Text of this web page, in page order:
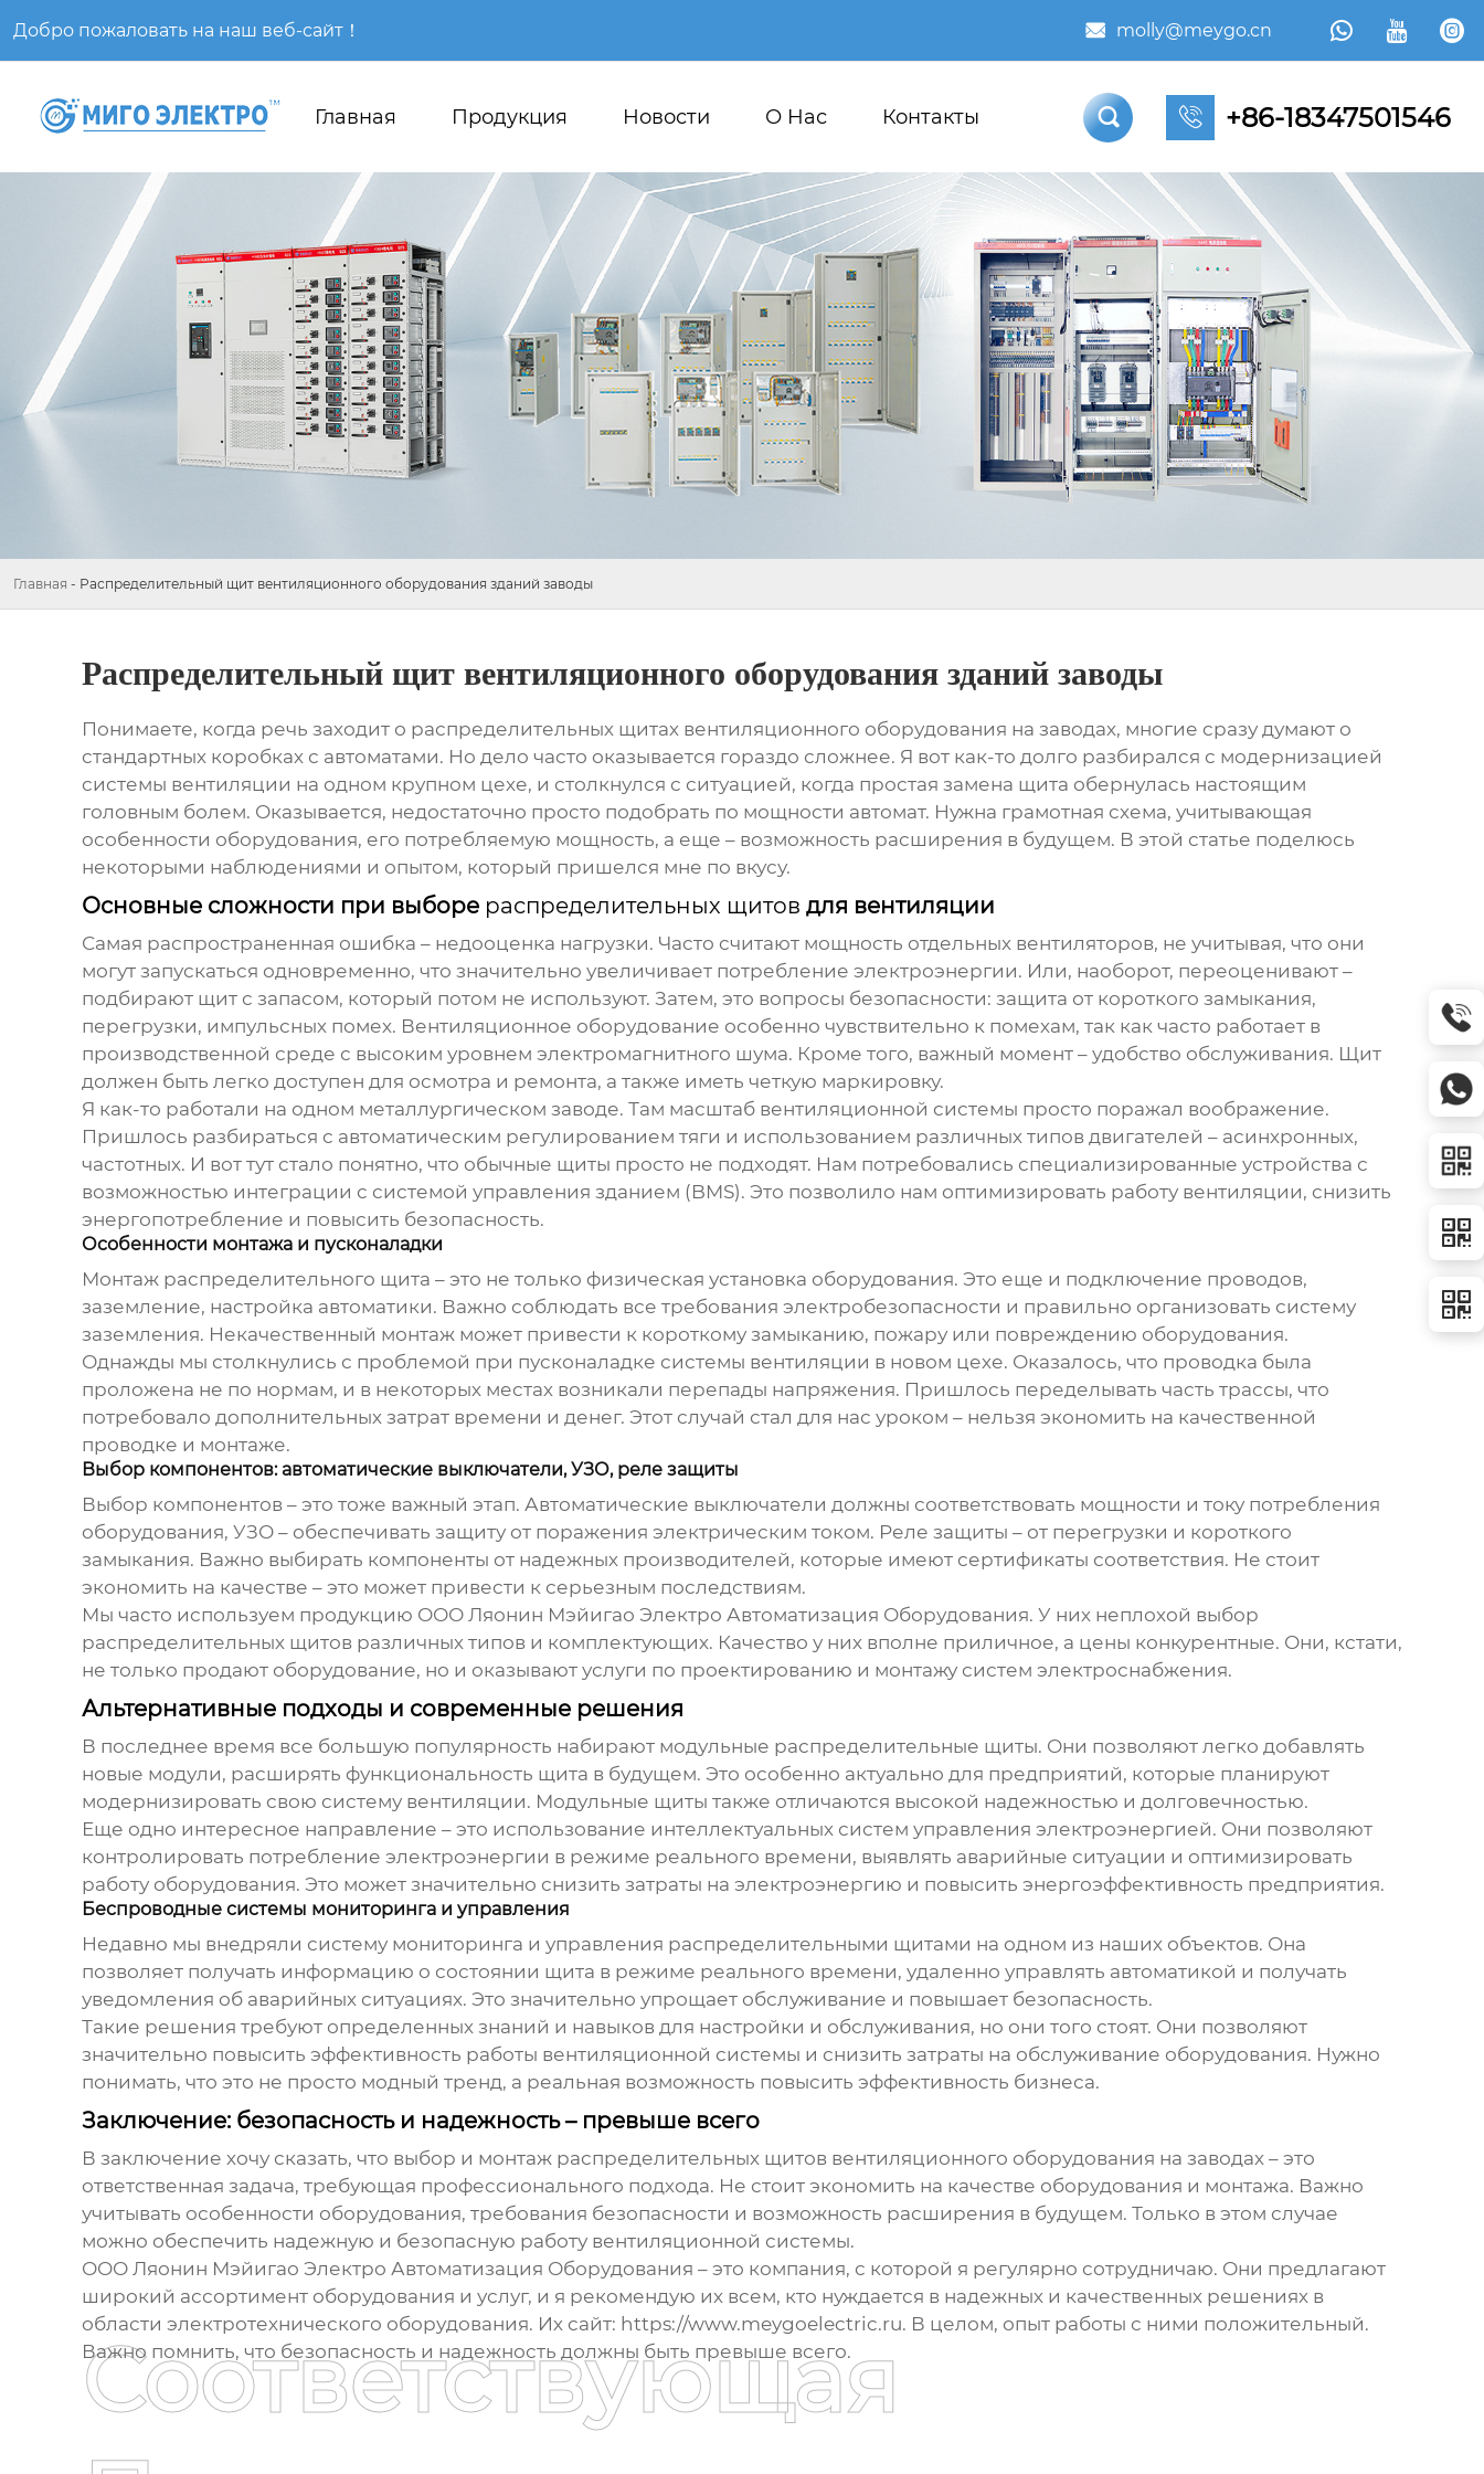
Добро пожаловать на наш веб-сайт！  molly@meygo.cn   
Главная Продукция Новости О Hас Контакты   +86-18347501546
Главная - Распределительный щит вентиляционного оборудования зданий заводы
Распределительный щит вентиляционного оборудования зданий заводы
Понимаете, когда речь заходит о распределительных щитах вентиляционного оборудования на заводах, многие сразу думают о
стандартных коробках с автоматами. Но дело часто оказывается гораздо сложнее. Я вот как-то долго разбирался с модернизацией
системы вентиляции на одном крупном цехе, и столкнулся с ситуацией, когда простая замена щита обернулась настоящим
головным болем. Оказывается, недостаточно просто подобрать по мощности автомат. Нужна грамотная схема, учитывающая
особенности оборудования, его потребляемую мощность, а еще – возможность расширения в будущем. В этой статье поделюсь
некоторыми наблюдениями и опытом, который пришелся мне по вкусу.
Основные сложности при выборе распределительных щитов для вентиляции
Самая распространенная ошибка – недооценка нагрузки. Часто считают мощность отдельных вентиляторов, не учитывая, что они
могут запускаться одновременно, что значительно увеличивает потребление электроэнергии. Или, наоборот, переоценивают –
подбирают щит с запасом, который потом не используют. Затем, это вопросы безопасности: защита от короткого замыкания,
перегрузки, импульсных помех. Вентиляционное оборудование особенно чувствительно к помехам, так как часто работает в
производственной среде с высоким уровнем электромагнитного шума. Кроме того, важный момент – удобство обслуживания. Щит
должен быть легко доступен для осмотра и ремонта, а также иметь четкую маркировку.
Я как-то работали на одном металлургическом заводе. Там масштаб вентиляционной системы просто поражал воображение.
Пришлось разбираться с автоматическим регулированием тяги и использованием различных типов двигателей – асинхронных,
частотных. И вот тут стало понятно, что обычные щиты просто не подходят. Нам потребовались специализированные устройства с
возможностью интеграции с системой управления зданием (BMS). Это позволило нам оптимизировать работу вентиляции, снизить
энергопотребление и повысить безопасность.
Особенности монтажа и пусконаладки
Монтаж распределительного щита – это не только физическая установка оборудования. Это еще и подключение проводов,
заземление, настройка автоматики. Важно соблюдать все требования электробезопасности и правильно организовать систему
заземления. Некачественный монтаж может привести к короткому замыканию, пожару или повреждению оборудования.
Однажды мы столкнулись с проблемой при пусконаладке системы вентиляции в новом цехе. Оказалось, что проводка была
проложена не по нормам, и в некоторых местах возникали перепады напряжения. Пришлось переделывать часть трассы, что
потребовало дополнительных затрат времени и денег. Этот случай стал для нас уроком – нельзя экономить на качественной
проводке и монтаже.
Выбор компонентов: автоматические выключатели, УЗО, реле защиты
Выбор компонентов – это тоже важный этап. Автоматические выключатели должны соответствовать мощности и току потребления
оборудования, УЗО – обеспечивать защиту от поражения электрическим током. Реле защиты – от перегрузки и короткого
замыкания. Важно выбирать компоненты от надежных производителей, которые имеют сертификаты соответствия. Не стоит
экономить на качестве – это может привести к серьезным последствиям.
Мы часто используем продукцию ООО Ляонин Мэйигао Электро Автоматизация Оборудования. У них неплохой выбор
распределительных щитовразличных типов и комплектующих. Качество у них вполне приличное, а цены конкурентные. Они, кстати,
не только продают оборудование, но и оказывают услуги по проектированию и монтажу систем электроснабжения.
Альтернативные подходы и современные решения
В последнее время все большую популярность набирают модульные распределительные щиты. Они позволяют легко добавлять
новые модули, расширять функциональность щита в будущем. Это особенно актуально для предприятий, которые планируют
модернизировать свою систему вентиляции. Модульные щиты также отличаются высокой надежностью и долговечностью.
Еще одно интересное направление – это использование интеллектуальных систем управления электроэнергией. Они позволяют
контролировать потребление электроэнергии в режиме реального времени, выявлять аварийные ситуации и оптимизировать
работу оборудования. Это может значительно снизить затраты на электроэнергию и повысить энергоэффективность предприятия.
Беспроводные системы мониторинга и управления
Недавно мы внедряли систему мониторинга и управления распределительными щитами на одном из наших объектов. Она
позволяет получать информацию о состоянии щита в режиме реального времени, удаленно управлять автоматикой и получать
уведомления об аварийных ситуациях. Это значительно упрощает обслуживание и повышает безопасность.
Такие решения требуют определенных знаний и навыков для настройки и обслуживания, но они того стоят. Они позволяют
значительно повысить эффективность работы вентиляционной системы и снизить затраты на обслуживание оборудования. Нужно
понимать, что это не просто модный тренд, а реальная возможность повысить эффективность бизнеса.
Заключение: безопасность и надежность – превыше всего
В заключение хочу сказать, что выбор и монтаж распределительных щитов вентиляционного оборудования на заводах– это
ответственная задача, требующая профессионального подхода. Не стоит экономить на качестве оборудования и монтажа. Важно
учитывать особенности оборудования, требования безопасности и возможность расширения в будущем. Только в этом случае
можно обеспечить надежную и безопасную работу вентиляционной системы.
ООО Ляонин Мэйигао Электро Автоматизация Оборудования – это компания, с которой я регулярно сотрудничаю. Они предлагают
широкий ассортимент оборудования и услуг, и я рекомендую их всем, кто нуждается в надежных и качественных решениях в
области электротехнического оборудования. Их сайт: https://www.meygoelectric.ru. В целом, опыт работы с ними положительный.
Важно помнить, что безопасность и надежность должны быть превыше всего.
Соответствующая